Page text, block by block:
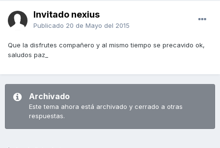
Invitado nexius
Publicado 20 de Mayo del 2015
Que la disfrutes compañero y al mismo tiempo se precavido ok,
saludos paz_
Archivado
Este tema ahora está archivado y cerrado a otras
respuestas.